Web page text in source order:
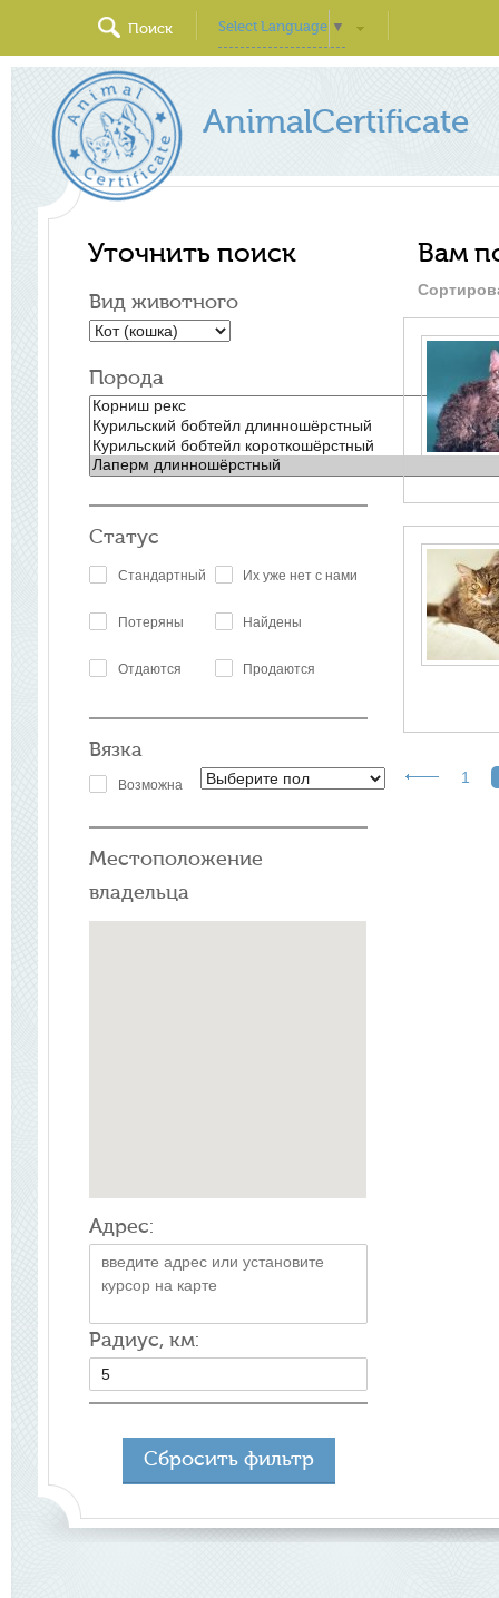
Поиск Select Language ▼
AnimalCertificate
Уточнить поиск
Вид животного
Порода
Статус
Стандартный
Потеряны
Отдаются
Их уже нет с нами
Найдены
Продаются
Вязка
Возможна
Местоположение
владельца
Адрес:
Радиус, км:
Сбросить фильтр
Вам
1